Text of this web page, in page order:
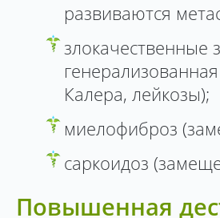
развиваются
Калера, лейкозы);
миелофиброз
саркоидоз
Повышенная